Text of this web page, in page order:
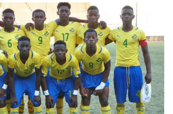
Bénin